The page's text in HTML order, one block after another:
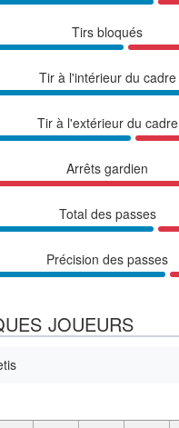
Tirs bloqués
Tir à l'intérieur du cadre
Tir à l'extérieur du cadre
Arrêts gardien
Total des passes
Précision des passes
JOUEURS